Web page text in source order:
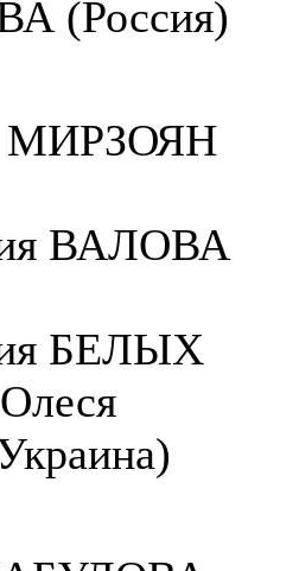
(Россия)
МИРЗОЯН
ВАЛОВА
БЕЛЫХ